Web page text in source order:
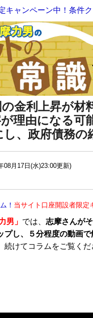
キャンペーン中！条件
金利上昇が材
理由になる可
、政府債務
08月17日(水)23:00更新)
！ 当サイト口座開設者限定
男」 では、 志摩さんが
し、５分程度の動画で
けてコラムをご覧くだ